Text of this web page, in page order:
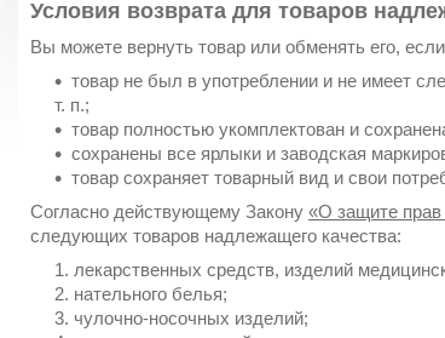
Условия возврата для товаров
Вы можете вернуть товар или обменять его,
товар не был в употреблении и не имеет
т. п.;
товар полностью укомплектован и
сохранены все ярлыки и заводская
товар сохраняет товарный вид и свои
Согласно действующему Закону «О защите прав
следующих товаров надлежащего качества:
лекарственных средств, изделий
нательного белья;
чулочно-носочных изделий;